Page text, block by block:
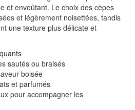
et envoûtant. Le choix des cèpes
et légèrement noisettées, tandis
une texture plus délicate et
sautés ou braisés
boisée
et parfumés
pour accompagner les